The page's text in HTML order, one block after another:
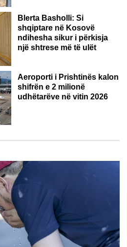
Blerta Basholli: Si
shqiptare në Kosovë
ndihesha sikur i përkisja
një shtrese më të ulët
Aeroporti i Prishtinës kalon
shifrën e 2 milionë
udhëtarëve në vitin 2026